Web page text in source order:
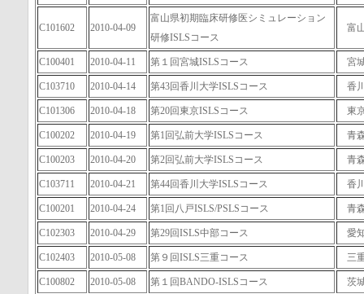
C101602 2010-04-09
富山県初期臨床研修医シミュレーション
研修ISLSコース
富
C100401 2010-04-11 第１回宮城ISLSコース 宮
C103710 2010-04-14 第43回香川大学ISLSコース 香
C101306 2010-04-18 第20回東京ISLSコース 東
C100202 2010-04-19 第1回弘前大学ISLSコース 青
C100203 2010-04-20 第2回弘前大学ISLSコース 青
C103711 2010-04-21 第44回香川大学ISLSコース 香
C100201 2010-04-24 第1回八戸ISLS/PSLSコース 青
C102303 2010-04-29 第29回ISLS中部コース 愛
C102403 2010-05-08 第９回ISLS三重コース 三
C100802 2010-05-08 第１回BANDO-ISLSコース 茨